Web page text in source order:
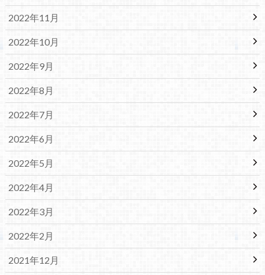
2022年11月
2022年10月
2022年9月
2022年8月
2022年7月
2022年6月
2022年5月
2022年4月
2022年3月
2022年2月
2021年12月